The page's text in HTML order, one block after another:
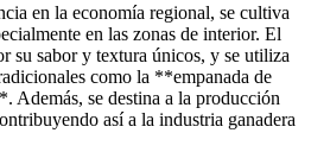
en la economía regional, se cultiva
en las zonas de interior. El
su sabor y textura únicos, y se utiliza
como la **empanada de
se destina a la producción
así a la industria ganadera